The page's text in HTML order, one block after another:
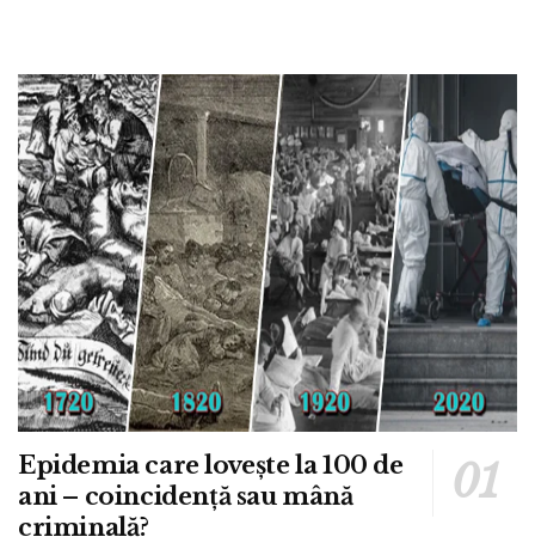
Epidemia care lovește la 100 de
ani – coincidență sau mână
criminală?